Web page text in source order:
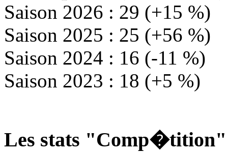
Saison 2026 : 29 (+15 %)
Saison 2025 : 25 (+56 %)
Saison 2024 : 16 (-11 %)
Saison 2023 : 18 (+5 %)
Les stats